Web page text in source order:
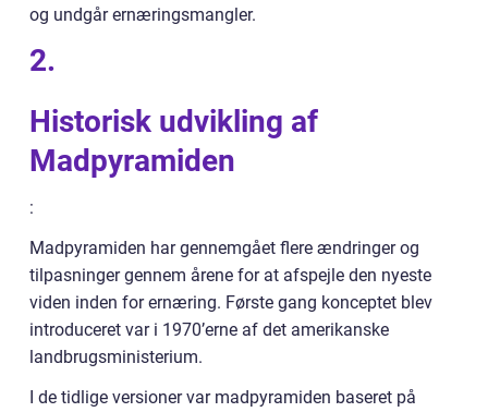
og undgår ernæringsmangler.
2.
Historisk udvikling af
Madpyramiden
:
Madpyramiden har gennemgået flere ændringer og
tilpasninger gennem årene for at afspejle den nyeste
viden inden for ernæring. Første gang konceptet blev
introduceret var i 1970’erne af det amerikanske
landbrugsministerium.
I de tidlige versioner var madpyramiden baseret på